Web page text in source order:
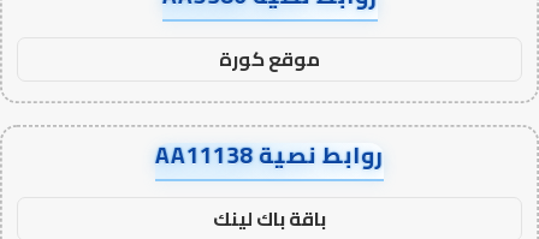
موقع كورة
روابط نصية AA11138
باقة باك لينك